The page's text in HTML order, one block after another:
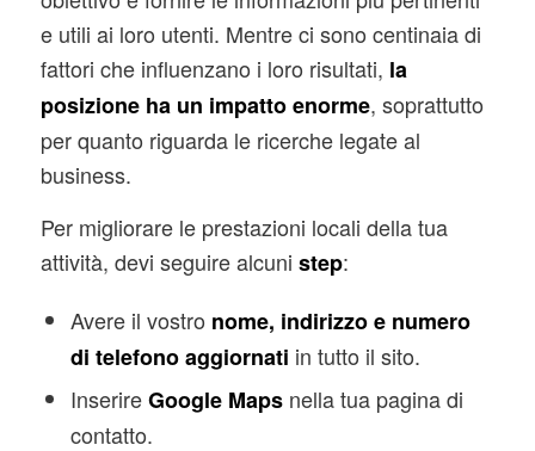
e utili ai loro utenti. Mentre ci sono centinaia di
fattori che influenzano i loro risultati, la
posizione ha un impatto enorme, soprattutto
per quanto riguarda le ricerche legate al
business.
Per migliorare le prestazioni locali della tua
attività, devi seguire alcuni step:
Avere il vostro nome, indirizzo e numero
di telefono aggiornati in tutto il sito.
InserireGoogle Mapsnella tua pagina di
contatto.